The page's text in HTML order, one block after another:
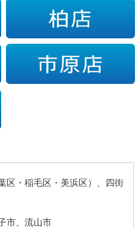
区・稲毛区・美浜区）、四街
市、流山市